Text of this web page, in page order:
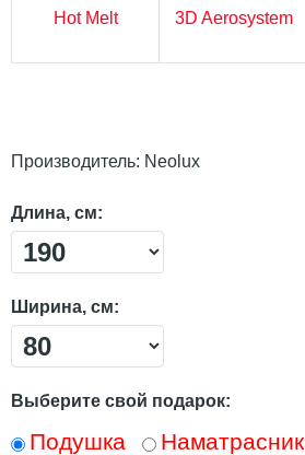
Hot Melt 3D Aerosystem
Производитель: Neolux
Длина, см:
Ширина, см:
Выберите свой подарок:
Подушка Наматрасник